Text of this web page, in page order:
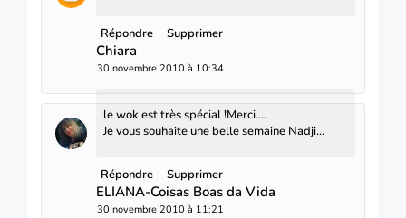
Répondre Supprimer
Chiara
30 novembre 2010 à 10:34
le wok est très spécial !Merci....
Je vous souhaite une belle semaine Nadji...
Répondre Supprimer
ELIANA-Coisas Boas da Vida
30 novembre 2010 à 11:21